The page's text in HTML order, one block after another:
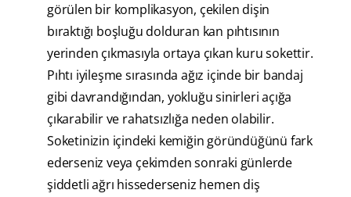
görülen bir komplikasyon, çekilen dişin
bıraktığı boşluğu dolduran kan pıhtısının
yerinden çıkmasıyla ortaya çıkan kuru sokettir.
Pıhtı iyileşme sırasında ağız içinde bir bandaj
gibi davrandığından, yokluğu sinirleri açığa
çıkarabilir ve rahatsızlığa neden olabilir.
Soketinizin içindeki kemiğin göründüğünü fark
ederseniz veya çekimden sonraki günlerde
şiddetli ağrı hissederseniz hemen diş